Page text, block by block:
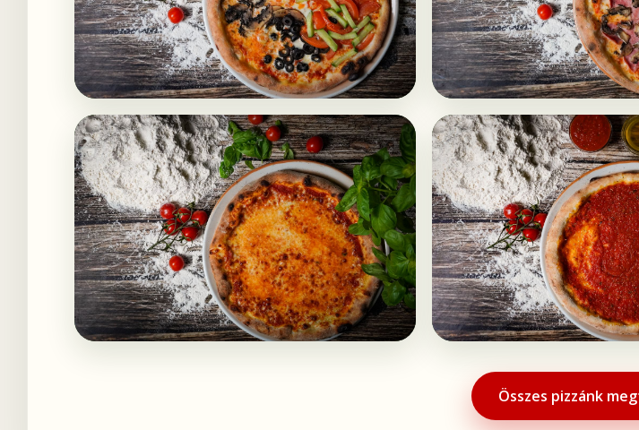
Összes pizzánk